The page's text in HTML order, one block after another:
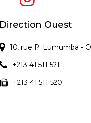
Direction Ouest
10, rue P. Lumumba -
+213 41 511 521
+213 41 511 520